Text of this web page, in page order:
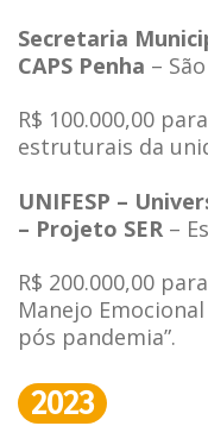
Secretaria
CAPS Penha –
R$ 100.000,00
estruturais da
UNIFESP –
– Projeto SER –
R$ 200.000,00
Manejo
pós pandemia”.
2023